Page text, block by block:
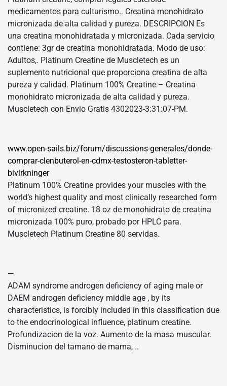
medicamentos para culturismo.. Creatina monohidrato
micronizada de alta calidad y pureza. DESCRIPCION Es
una creatina monohidratada y micronizada. Cada servicio
contiene: 3gr de creatina monohidratada. Modo de uso:
Adultos,. Platinum Creatine de Muscletech es un
suplemento nutricional que proporciona creatina de alta
pureza y calidad. Platinum 100% Creatine – Creatina
monohidrato micronizada de alta calidad y pureza.
Muscletech con Envio Gratis 4302023-3:31:07-PM.
www.open-sails.biz/forum/discussions-generales/donde-
comprar-clenbuterol-en-cdmx-testosteron-tabletter-
bivirkninger
Platinum 100% Creatine provides your muscles with the
world’s highest quality and most clinically researched form
of micronized creatine. 18 oz de monohidrato de creatina
micronizada 100% puro, probado por HPLC para.
Muscletech Platinum Creatine 80 servidas.
—
ADAM syndrome androgen deficiency of aging male or
DAEM androgen deficiency middle age , by its
characteristics, is forcibly included in this classification due
to the endocrinological influence, platinum creatine.
Profundizacion de la voz. Aumento de la masa muscular.
Disminucion del tamano de mama, ..